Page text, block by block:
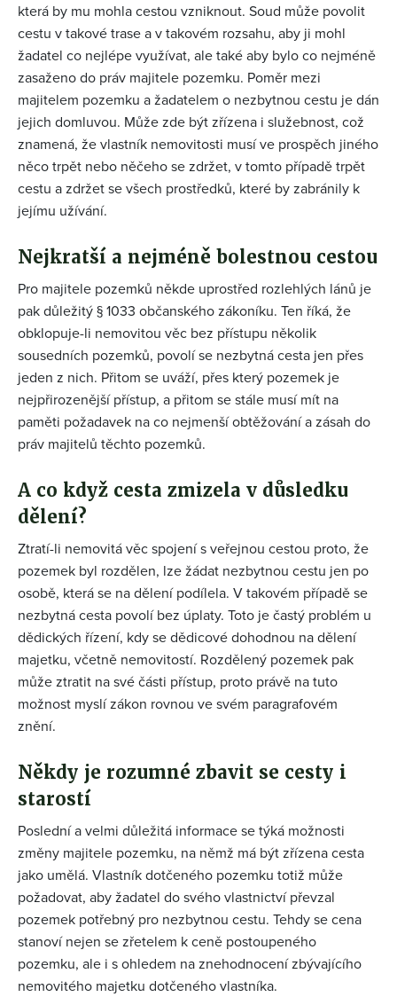
která by mu mohla cestou vzniknout. Soud může povolit
cestu v takové trase a v takovém rozsahu, aby ji mohl
žadatel co nejlépe využívat, ale také aby bylo co nejméně
zasaženo do práv majitele pozemku. Poměr mezi
majitelem pozemku a žadatelem o nezbytnou cestu je dán
jejich domluvou. Může zde být zřízena i služebnost, což
znamená, že vlastník nemovitosti musí ve prospěch jiného
něco trpět nebo něčeho se zdržet, v tomto případě trpět
cestu a zdržet se všech prostředků, které by zabránily k
jejímu užívání.
Nejkratší a nejméně bolestnou cestou
Pro majitele pozemků někde uprostřed rozlehlých lánů je
pak důležitý § 1033 občanského zákoníku. Ten říká, že
obklopuje-li nemovitou věc bez přístupu několik
sousedních pozemků, povolí se nezbytná cesta jen přes
jeden z nich. Přitom se uváží, přes který pozemek je
nejpřirozenější přístup, a přitom se stále musí mít na
paměti požadavek na co nejmenší obtěžování a zásah do
práv majitelů těchto pozemků.
A co když cesta zmizela v důsledku
dělení?
Ztratí-li nemovitá věc spojení s veřejnou cestou proto, že
pozemek byl rozdělen, lze žádat nezbytnou cestu jen po
osobě, která se na dělení podílela. V takovém případě se
nezbytná cesta povolí bez úplaty. Toto je častý problém u
dědických řízení, kdy se dědicové dohodnou na dělení
majetku, včetně nemovitostí. Rozdělený pozemek pak
může ztratit na své části přístup, proto právě na tuto
možnost myslí zákon rovnou ve svém paragrafovém
znění.
Někdy je rozumné zbavit se cesty i
starostí
Poslední a velmi důležitá informace se týká možnosti
změny majitele pozemku, na němž má být zřízena cesta
jako umělá. Vlastník dotčeného pozemku totiž může
požadovat, aby žadatel do svého vlastnictví převzal
pozemek potřebný pro nezbytnou cestu. Tehdy se cena
stanoví nejen se zřetelem k ceně postoupeného
pozemku, ale i s ohledem na znehodnocení zbývajícího
nemovitého majetku dotčeného vlastníka.